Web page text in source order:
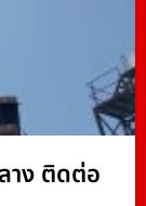
าง ติดต่อ